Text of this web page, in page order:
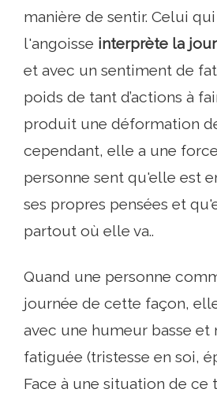
manière de sentir. Celui
l'angoisse interprète la
et avec un sentiment de
poids de tant d’actions à
produit une déformation
cependant, elle a une
personne sent qu'elle est
ses propres pensées et
partout où elle va..
Quand une personne
journée de cette façon,
avec une humeur basse et
fatiguée (tristesse en soi,
Face à une situation de ce